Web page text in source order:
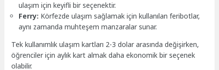
ulaşım için keyifli bir seçenektir.
Ferry: Körfezde ulaşım sağlamak için kullanılan feribotlar,
aynı zamanda muhteşem manzaralar sunar.
Tek kullanımlık ulaşım kartları 2-3 dolar arasında değişirken,
öğrenciler için aylık kart almak daha ekonomik bir seçenek
olabilir.